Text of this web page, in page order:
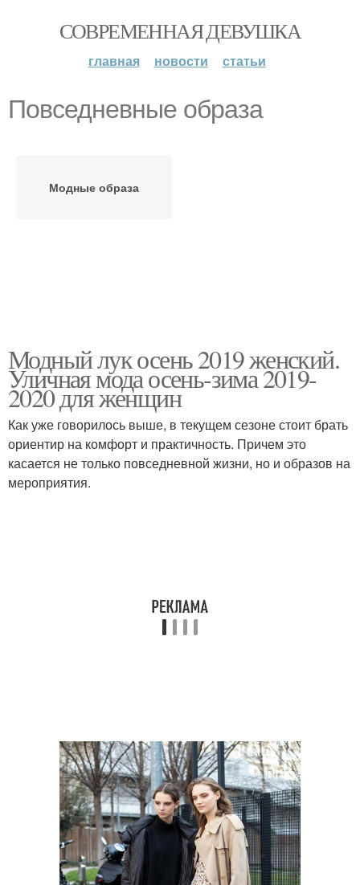
СОВРЕМЕННАЯ ДЕВУШКА
главная новости статьи
Повседневные образа
Модные образа
Модный лук осень 2019 женский.
Уличная мода осень-зима 2019-
2020 для женщин
Как уже говорилось выше, в текущем сезоне стоит брать
ориентир на комфорт и практичность. Причем это
касается не только повседневной жизни, но и образов на
мероприятия.